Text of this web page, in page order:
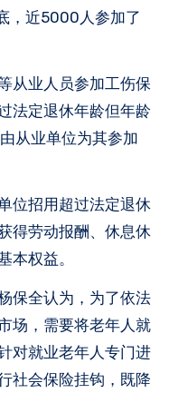
，近5000人参加了
从业人员参加工伤保
法定退休年龄但年龄
从业单位为其参加
位招用超过法定退休
得劳动报酬、休息休
本权益。
保全认为，为了依法
场，需要将老年人就
对就业老年人专门进
社会保险挂钩，既降